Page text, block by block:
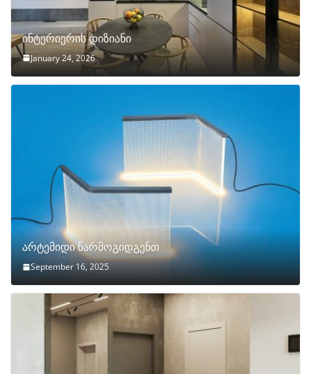
ინტერიერის დიზიანი
January 24, 2026
არტემიდი წარმოგიდგენთ
September 16, 2025